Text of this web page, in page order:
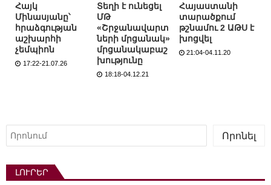
Հայկ
Մինասյանը՝
հրաձգության
աշխարհի
չեմպիոն
17:22-21.07.26
Տեղի է ունեցել
ՄԹ
«Շրջանավարտ
ների մրցանակ»
մրցանակաբաշ
խությունը
18:18-04.12.21
Հայաստանի
տարածքում
թշնամու 2 ԱԹՍ է
խոցվել
21:04-04.11.20
Որոնել
Որոնել
ԼՈՒՐԵՐ